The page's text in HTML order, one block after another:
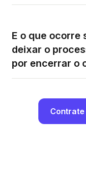
E o que ocorre
deixar o
por encerrar o
Contrate